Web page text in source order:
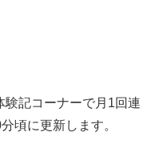
験記コーナーで月1回連
頃に更新します。